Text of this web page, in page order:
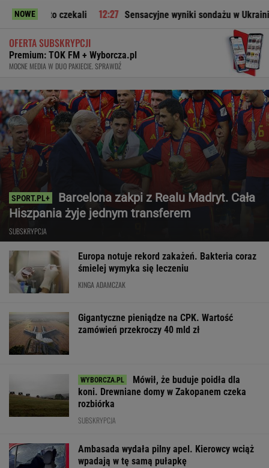
NOWE
czekali Sensacyjne wyniki sondażu w Ukrainie.
OFERTA SUBSKRYPCJI
Premium: TOK FM + Wyborcza.pl
MOCNE MEDIA W DUO PAKIECIE. SPRAWDŹ
Barcelona zakpi z Realu Madryt. Cała
Hiszpania żyje jednym transferem
SUBSKRYPCJA
Europa notuje rekord zakażeń. Bakteria coraz
śmielej wymyka się leczeniu
KINGA ADAMCZAK
Gigantyczne pieniądze na CPK. Wartość
zamówień przekroczy 40 mld zł
Mówił, że buduje poidła dla
koni. Drewniane domy w Zakopanem czeka
rozbiórka
SUBSKRYPCJA
Ambasada wydała pilny apel. Kierowcy wciąż
wpadają w tę samą pułapkę